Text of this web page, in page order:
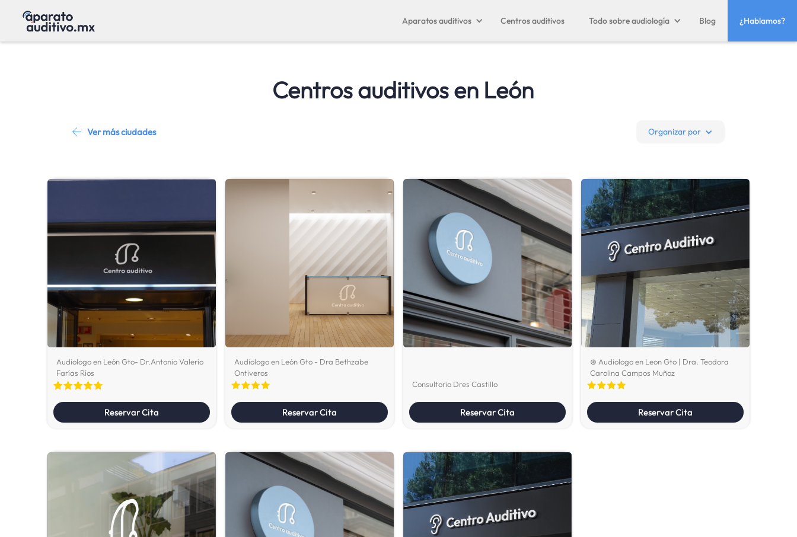
Aparatos auditivos Centros auditivos Todo sobre audiología Blog ¿Hablamos?
Centros auditivos en León
Ver más ciudades Organizar por
Audiologo en León Gto- Dr.Antonio Valerio
Farías Ríos
Reservar Cita
Audiologo en León Gto - Dra Bethzabe
Ontiveros
Reservar Cita
Consultorio Dres Castillo
Reservar Cita
⊛ Audiologo en Leon Gto | Dra. Teodora
Carolina Campos Muñoz
Reservar Cita